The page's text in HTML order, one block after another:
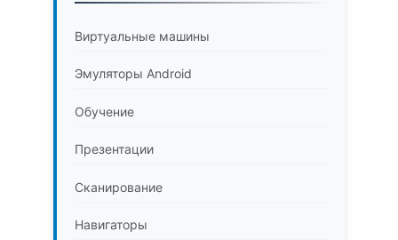
Виртуальные машины
Эмуляторы Android
Обучение
Презентации
Сканирование
Навигаторы